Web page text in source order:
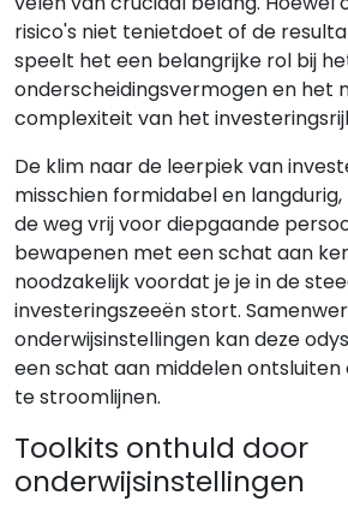
risico's niet tenietdoet of de
speelt het een belangrijke rol bij
onderscheidingsvermogen en het
complexiteit van het
De klim naar de leerpiek van
misschien formidabel en
de weg vrij voor diepgaande
bewapenen met een schat aan
noodzakelijk voordat je je in de
investeringszeeën stort.
onderwijsinstellingen kan deze
een schat aan middelen
te stroomlijnen.
Toolkits onthuld door
onderwijsinstellingen